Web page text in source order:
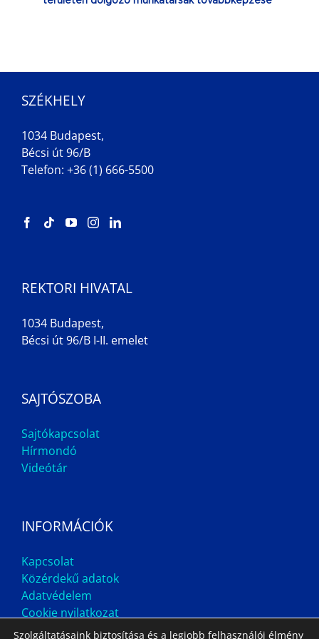
SZÉKHELY
1034 Budapest,
Bécsi út 96/B
Telefon: +36 (1) 666-5500
REKTORI HIVATAL
1034 Budapest,
Bécsi út 96/B I-II. emelet
SAJTÓSZOBA
Sajtókapcsolat
Hírmondó
Videótár
INFORMÁCIÓK
Kapcsolat
Közérdekű adatok
Adatvédelem
Cookie nyilatkozat
Szolgáltatásaink biztosítása és a legjobb felhasználói élmény